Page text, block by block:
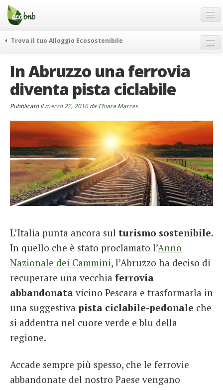
Menu
Salta
contenuto
Offerte Speciali
Regali
FAQ
Chi Siamo
Partner
Contatti
Italiano
German
English
French
Italiano
Trova il tuo Alloggio Ecosostenibile
itinerari
curiosità
vivere e viaggiare verde
ecohotel
rassegna stampa
In Abruzzo una ferrovia
diventa pista ciclabile
Pubblicato ilmarzo 22, 2016da Chiara Marras
L’Italia punta ancora sul turismo sostenibile.
In quello che è stato proclamato l’Anno
Nazionale dei Cammini, l’Abruzzo ha deciso di
recuperare una vecchia ferrovia
abbandonata vicino Pescara e trasformarla in
una suggestiva pista ciclabile-pedonale che
si addentra nel cuore verde e blu della
regione.
Accade sempre più spesso, che le ferrovie
abbandonate del nostro Paese vengano